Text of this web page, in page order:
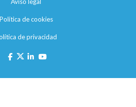
Política de cookies
de privacidad